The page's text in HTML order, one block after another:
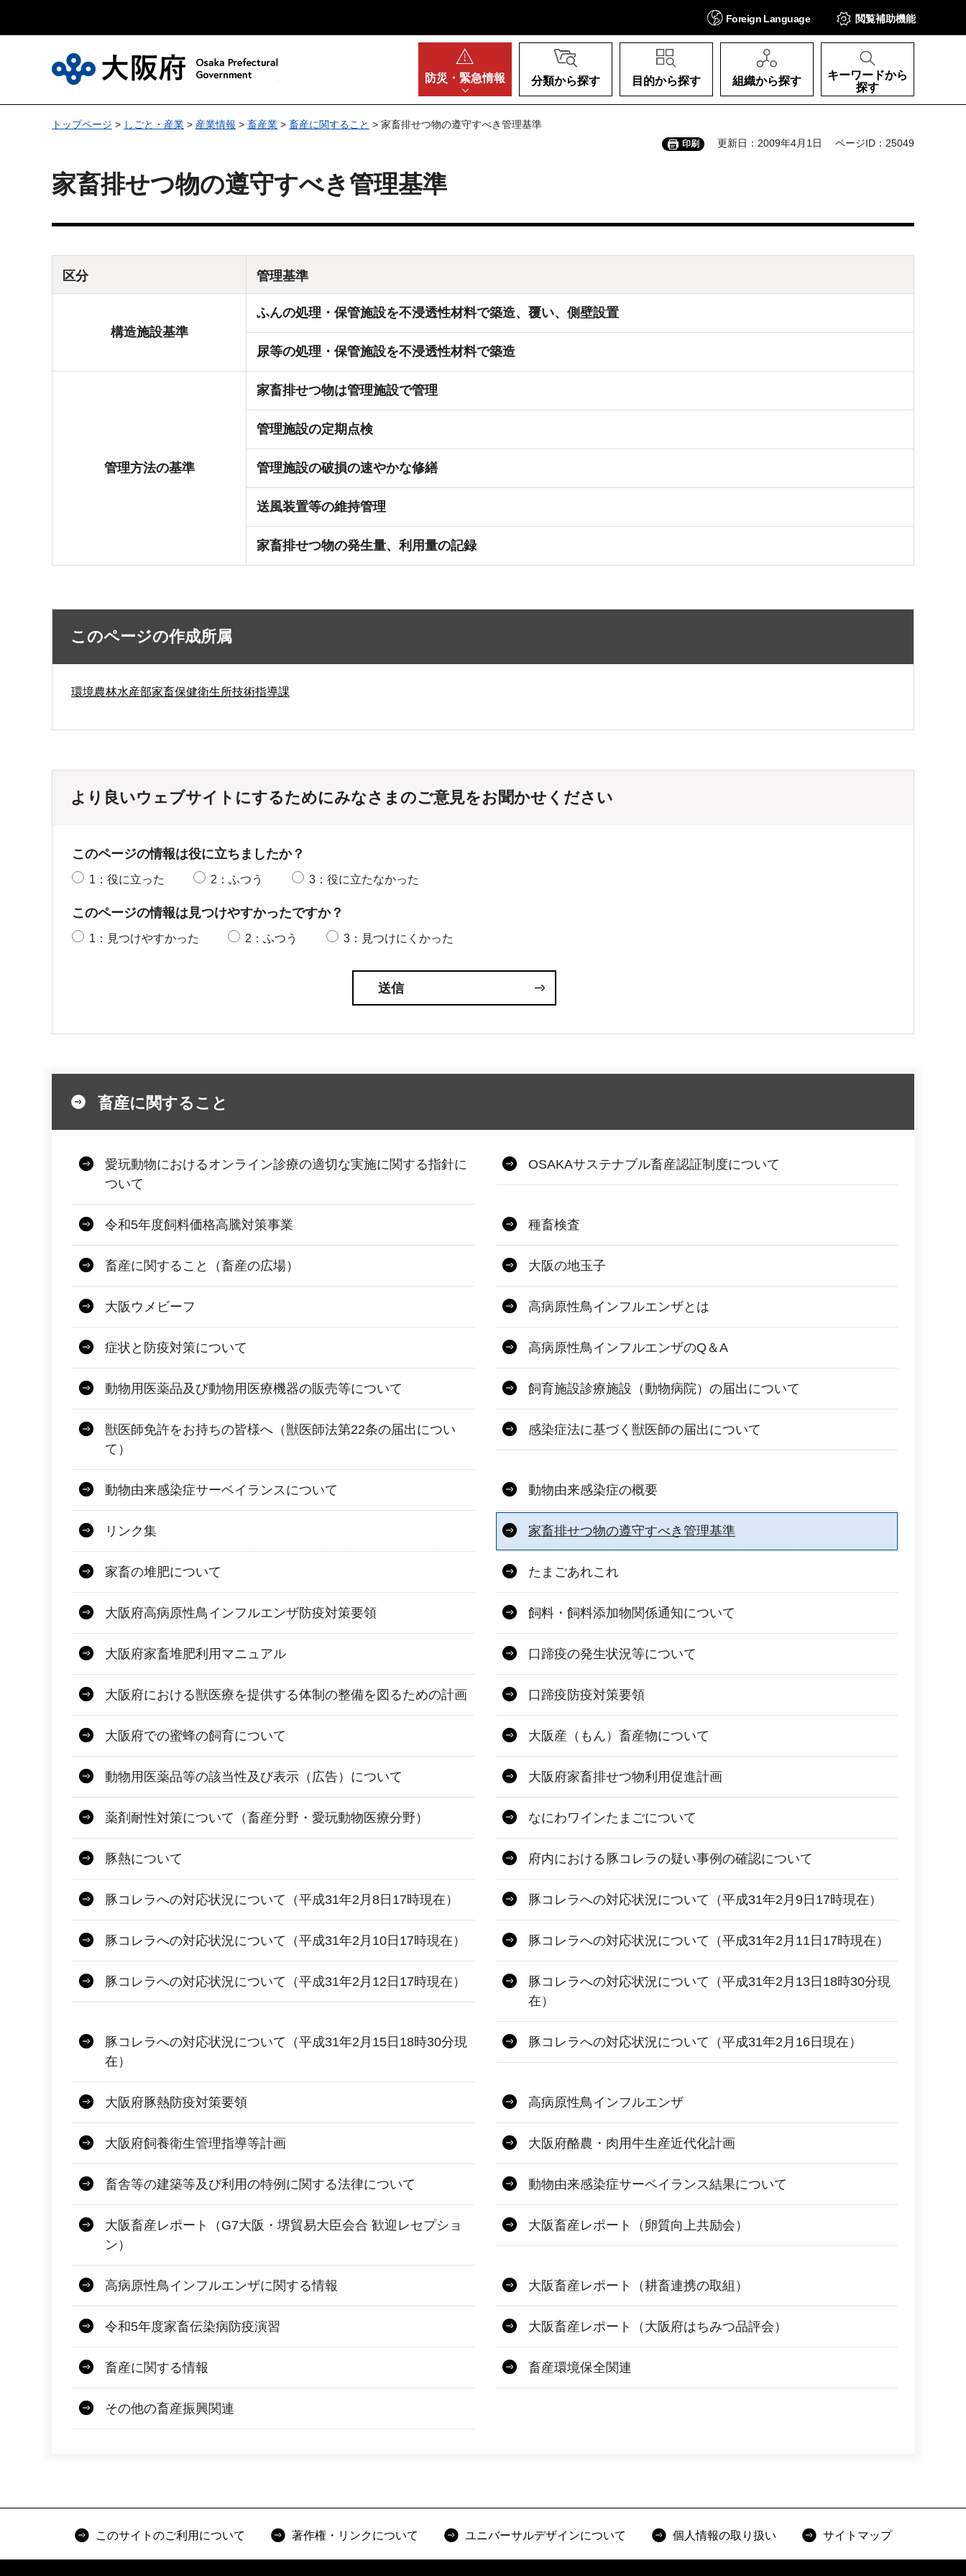
Foreign Language 閲覧補助機能
防災・ 緊急情報 分類から探す 目的から探す 組織から探す
キーワードから
探す
トップページ > しごと・産業 > 産業情報 > 畜産業 > 畜産に関すること > 家畜排せつ物の遵守すべき管理基準
印刷 更新日：2009年4月1日 ページID：25049
家畜排せつ物の遵守すべき管理基準
区分 管理基準
構造施設基準
ふんの処理・保管施設を不浸透性材料で築造、覆い、側壁設置
尿等の処理・保管施設を不浸透性材料で築造
管理方法の基準
家畜排せつ物は管理施設で管理
管理施設の定期点検
管理施設の破損の速やかな修繕
送風装置等の維持管理
家畜排せつ物の発生量、利用量の記録
このページの作成所属
環境農林水産部家畜保健衛生所技術指導課
より良いウェブサイトにするためにみなさまのご意見をお聞かせください
このページの情報は役に立ちましたか？
1：役に立った 2：ふつう 3：役に立たなかった
このページの情報は見つけやすかったですか？
1：見つけやすかった 2：ふつう 3：見つけにくかった
畜産に関すること
愛玩動物におけるオンライン診療の適切な実施に関する指針に
ついて
OSAKAサステナブル畜産認証制度について
令和5年度飼料価格高騰対策事業 種畜検査
畜産に関すること（畜産の広場） 大阪の地玉子
大阪ウメビーフ 高病原性鳥インフルエンザとは
症状と防疫対策について 高病原性鳥インフルエンザのQ＆A
動物用医薬品及び動物用医療機器の販売等について 飼育施設診療施設（動物病院）の届出について
獣医師免許をお持ちの皆様へ（獣医師法第22条の届出につい
て）
感染症法に基づく獣医師の届出について
動物由来感染症サーベイランスについて 動物由来感染症の概要
リンク集 家畜排せつ物の遵守すべき管理基準
家畜の堆肥について たまごあれこれ
大阪府高病原性鳥インフルエンザ防疫対策要領 飼料・飼料添加物関係通知について
大阪府家畜堆肥利用マニュアル 口蹄疫の発生状況等について
大阪府における獣医療を提供する体制の整備を図るための計画 口蹄疫防疫対策要領
大阪府での蜜蜂の飼育について 大阪産（もん）畜産物について
動物用医薬品等の該当性及び表示（広告）について 大阪府家畜排せつ物利用促進計画
薬剤耐性対策について（畜産分野・愛玩動物医療分野） なにわワインたまごについて
豚熱について 府内における豚コレラの疑い事例の確認について
豚コレラへの対応状況について（平成31年2月8日17時現在） 豚コレラへの対応状況について（平成31年2月9日17時現在）
豚コレラへの対応状況について（平成31年2月10日17時現在） 豚コレラへの対応状況について（平成31年2月11日17時現在）
豚コレラへの対応状況について（平成31年2月12日17時現在）
豚コレラへの対応状況について（平成31年2月13日18時30分現
在）
豚コレラへの対応状況について（平成31年2月15日18時30分現
在）
豚コレラへの対応状況について（平成31年2月16日現在）
大阪府豚熱防疫対策要領 高病原性鳥インフルエンザ
大阪府飼養衛生管理指導等計画 大阪府酪農・肉用牛生産近代化計画
畜舎等の建築等及び利用の特例に関する法律について 動物由来感染症サーベイランス結果について
大阪畜産レポート（G7大阪・堺貿易大臣会合 歓迎レセプショ
ン）
大阪畜産レポート（卵質向上共励会）
高病原性鳥インフルエンザに関する情報 大阪畜産レポート（耕畜連携の取組）
令和5年度家畜伝染病防疫演習 大阪畜産レポート（大阪府はちみつ品評会）
畜産に関する情報 畜産環境保全関連
その他の畜産振興関連
このサイトのご利用について 著作権・リンクについて ユニバーサルデザインについて 個人情報の取り扱い サイトマップ